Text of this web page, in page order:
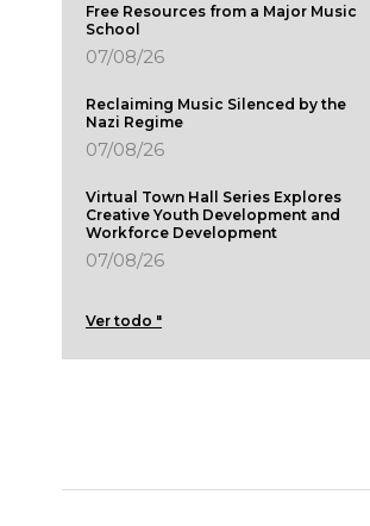
Free Resources from a Major Music
School
07/08/26
Reclaiming Music Silenced by the
Nazi Regime
07/08/26
Virtual Town Hall Series Explores
Creative Youth Development and
Workforce Development
07/08/26
Ver todo "